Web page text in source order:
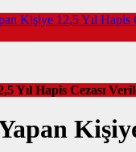
Kişiye 12,5 Yıl Hapis
Yıl Hapis Cezası